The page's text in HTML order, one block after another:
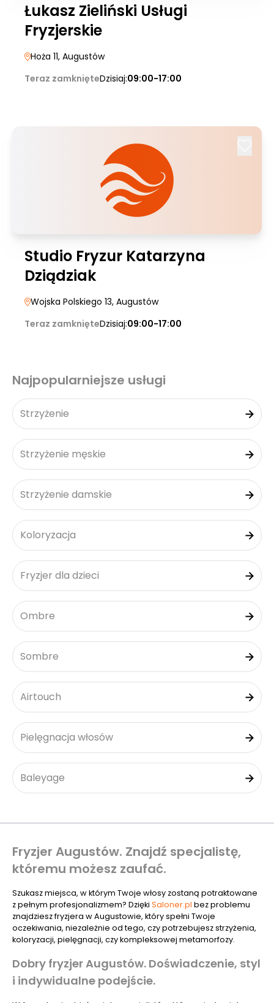
Łukasz Zieliński Usługi
Fryzjerskie
Hoża 11, Augustów
Teraz zamknięteDzisiaj:09:00-17:00
Studio Fryzur Katarzyna
Dziądziak
Wojska Polskiego 13, Augustów
Teraz zamknięteDzisiaj:09:00-17:00
Najpopularniejsze usługi
Strzyżenie
Strzyżenie męskie
Strzyżenie damskie
Koloryzacja
Fryzjer dla dzieci
Ombre
Sombre
Airtouch
Pielęgnacja włosów
Baleyage
Fryzjer Augustów. Znajdź specjalistę,
któremu możesz zaufać.
Szukasz miejsca, w którym Twoje włosy zostaną potraktowane
z pełnym profesjonalizmem? Dzięki Saloner.pl bez problemu
znajdziesz fryzjera w Augustowie, który spełni Twoje
oczekiwania, niezależnie od tego, czy potrzebujesz strzyżenia,
koloryzacji, pielęgnacji, czy kompleksowej metamorfozy.
Dobry fryzjer Augustów. Doświadczenie, styl
i indywidualne podejście.